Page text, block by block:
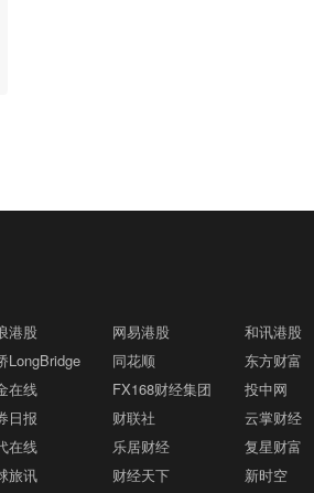
时间6日当选该国新设
副议长。此次选举标志
工作完成。
19:04 格隆汇8月7日｜墨西
内，通胀走势的风险平
19:04 格隆汇8月7日｜消息人
O)因法律纠纷暂停NFL
港股 网易港股 和讯港股
LongBridge 同花顺 东方财富
在线 FX168财经集团 投中网
日报 财联社 云掌财经
在线 乐居财经 复星财富
旅讯 财经天下 新时空